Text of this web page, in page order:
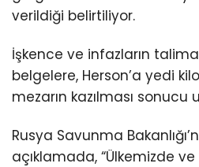
verildiği belirtiliyor.
İşkence ve infazların
belgelere, Herson’a yedi
mezarın kazılması sonucu
Rusya Savunma
açıklamada, “Ülkemizde ve